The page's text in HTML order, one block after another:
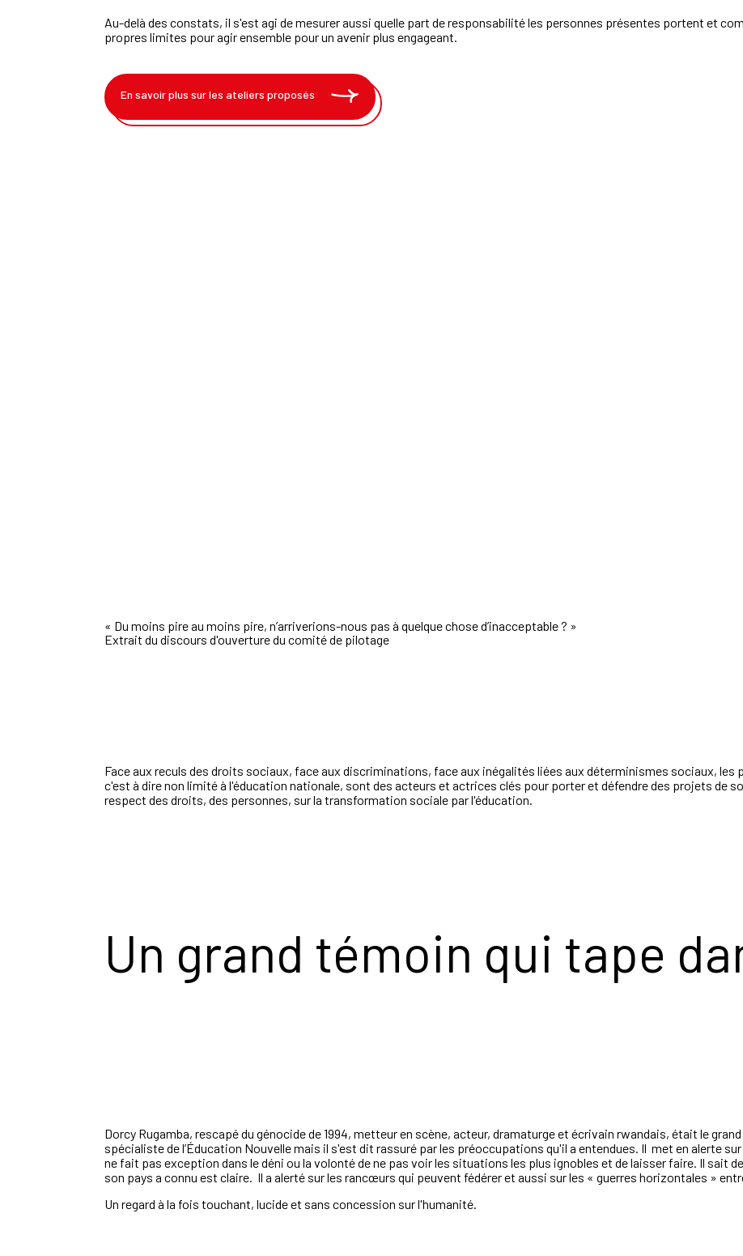
Au-delà des constats, il s'est agi de mesurer aussi quelle part de responsabilité les personnes présentes portent et
propres limites pour agir ensemble pour un avenir plus engageant.
En savoir plus sur les ateliers proposés
« Du moins pire au moins pire, n’arriverions-nous pas à quelque chose d’inacceptable ? »
Extrait du discours d'ouverture du comité de pilotage
Face aux reculs des droits sociaux, face aux discriminations, face aux inégalités liées aux déterminismes sociaux, les
c'est à dire non limité à l'éducation nationale, sont des acteurs et actrices clés pour porter et défendre des projets de
respect des droits, des personnes, sur la transformation sociale par l'éducation.
Un grand témoin qui tape
Dorcy Rugamba, rescapé du génocide de 1994, metteur en scène, acteur, dramaturge et écrivain rwandais, était le
spécialiste de l’Éducation Nouvelle mais il s'est dit rassuré par les préoccupations qu'il a entendues. Il met en alerte
ne fait pas exception dans le déni ou la volonté de ne pas voir les situations les plus ignobles et de laisser faire. Il sait
son pays a connu est claire. Il a alerté sur les rancœurs qui peuvent fédérer et aussi sur les « guerres horizontales »
Un regard à la fois touchant, lucide et sans concession sur l'humanité.